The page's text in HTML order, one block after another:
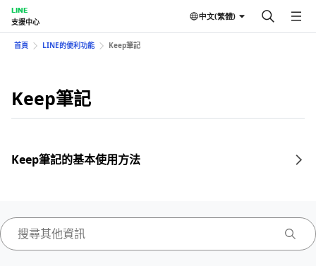
LINE
支援中心
中文(繁體)
首頁 LINE的便利功能 Keep筆記
Keep筆記
Keep筆記的基本使用方法